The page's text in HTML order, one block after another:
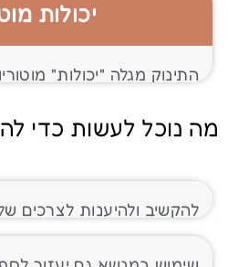
יכולות
התינוק מגלה "יכולות"
מה נוכל לעשות כדי
להקשיב ולהיענות לצרכים